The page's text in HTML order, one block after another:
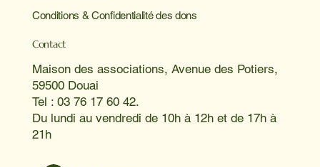
Conditions & Confidentialité des dons
Contact
Maison des associations, Avenue des Potiers,
59500 Douai
Tel : 03 76 17 60 42.
Du lundi au vendredi de 10h à 12h et de 17h à
21h